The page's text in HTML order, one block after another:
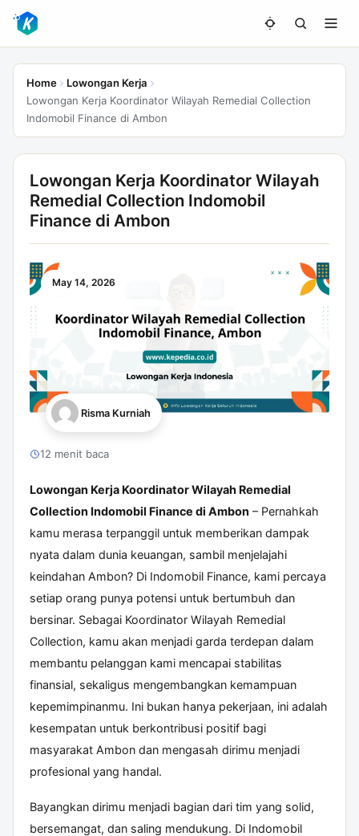
Home
Lowongan Kerja
Lowongan Kerja Koordinator Wilayah Remedial Collection
Indomobil Finance di Ambon
Lowongan Kerja Koordinator Wilayah
Remedial Collection Indomobil
Finance di Ambon
May 14, 2026
Risma Kurniah
12 menit baca
Lowongan Kerja Koordinator Wilayah Remedial
Collection Indomobil Finance di Ambon – Pernahkah
kamu merasa terpanggil untuk memberikan dampak
nyata dalam dunia keuangan, sambil menjelajahi
keindahan Ambon? Di Indomobil Finance, kami percaya
setiap orang punya potensi untuk bertumbuh dan
bersinar. Sebagai Koordinator Wilayah Remedial
Collection, kamu akan menjadi garda terdepan dalam
membantu pelanggan kami mencapai stabilitas
finansial, sekaligus mengembangkan kemampuan
kepemimpinanmu. Ini bukan hanya pekerjaan, ini adalah
kesempatan untuk berkontribusi positif bagi
masyarakat Ambon dan mengasah dirimu menjadi
profesional yang handal.
Bayangkan dirimu menjadi bagian dari tim yang solid,
bersemangat, dan saling mendukung. Di Indomobil